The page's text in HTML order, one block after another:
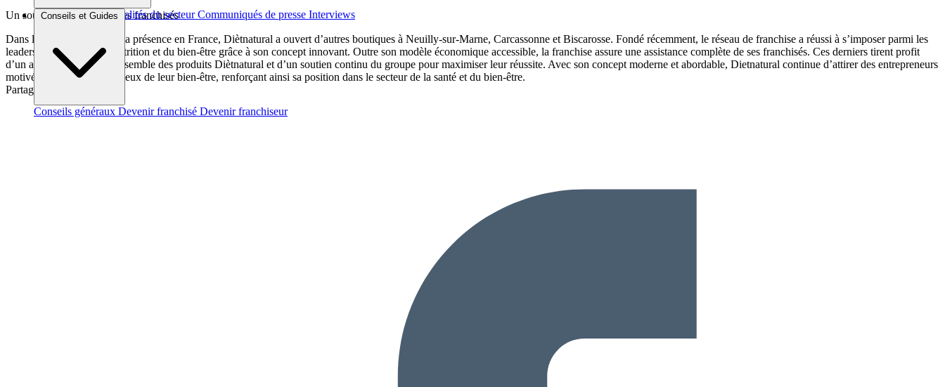
Brèves et actus Actualités du secteur Communiqués de presse Interviews
Conseils et Guides
Conseils généraux Devenir franchisé Devenir franchiseur
Un soutien constant pour les franchisés
Dans le but de consolider sa présence en France, Diètnatural a ouvert d’autres boutiques à Neuilly-sur-Marne, Carcassonne et Biscarosse. Fondé récemment, le réseau de franchise a réussi à s’imposer parmi les
leaders du marché de la nutrition et du bien-être grâce à son concept innovant. Outre son modèle économique accessible, la franchise assure une assistance complète de ses franchisés. Ces derniers tirent profit
d’un accès privilégié à l’ensemble des produits Diètnatural et d’un soutien continu du groupe pour maximiser leur réussite. Avec son concept moderne et abordable, Dietnatural continue d’attirer des entrepreneurs
motivés et des clients soucieux de leur bien-être, renforçant ainsi sa position dans le secteur de la santé et du bien-être.
Partager sur :